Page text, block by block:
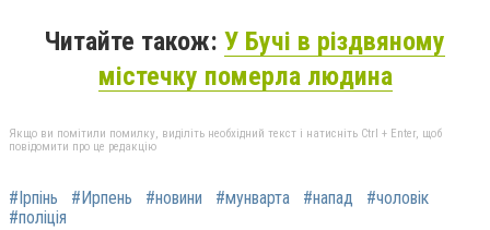
Читайте також: У Бучі в різдвяному
містечку померла людина
Якщо ви помітили помилку, виділіть необхідний текст і натисніть Ctrl + Enter, щоб
повідомити про це редакцію
#Ірпінь #Ирпень #новини #мунварта #напад
#чоловік
#поліція